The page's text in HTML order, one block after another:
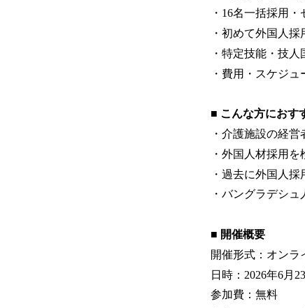
・16名一括採用
・初めて外国人
・特定技能・技
・費用・スケジ
■ こんな方におす
・介護施設の経
・外国人材採用
・過去に外国人
・バングラデシ
■ 開催概要
開催形式：オンラ
日時：2026年6月
参加費：無料